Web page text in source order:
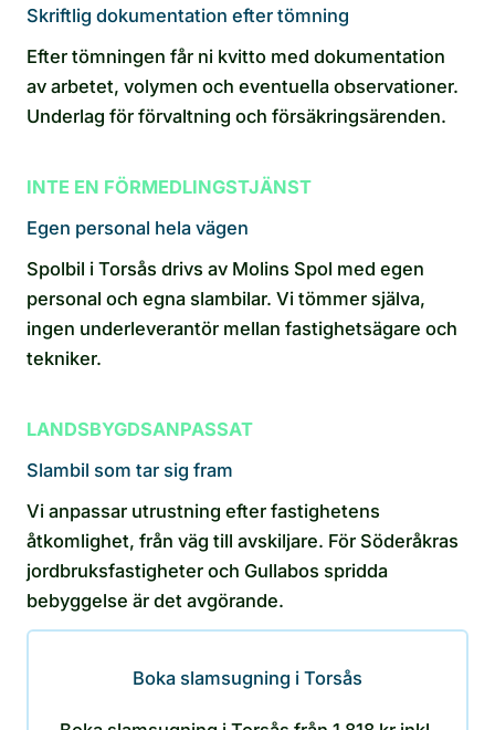
Skriftlig dokumentation efter tömning
Efter tömningen får ni kvitto med dokumentation
av arbetet, volymen och eventuella observationer.
Underlag för förvaltning och försäkringsärenden.
INTE EN FÖRMEDLINGSTJÄNST
Egen personal hela vägen
Spolbil i Torsås drivs av Molins Spol med egen
personal och egna slambilar. Vi tömmer själva,
ingen underleverantör mellan fastighetsägare och
tekniker.
LANDSBYGDSANPASSAT
Slambil som tar sig fram
Vi anpassar utrustning efter fastighetens
åtkomlighet, från väg till avskiljare. För Söderåkras
jordbruksfastigheter och Gullabos spridda
bebyggelse är det avgörande.
Boka slamsugning i Torsås